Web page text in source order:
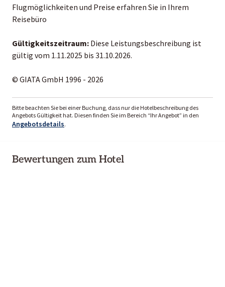
Flugmöglichkeiten und Preise erfahren Sie in Ihrem
Reisebüro
Gültigkeitszeitraum: Diese Leistungsbeschreibung ist
gültig vom 1.11.2025 bis 31.10.2026.
© GIATA GmbH 1996 - 2026
Bitte beachten Sie bei einer Buchung, dass nur die Hotelbeschreibung des
Angebots Gültigkeit hat. Diesen finden Sie im Bereich “Ihr Angebot” in den
Angebotsdetails.
Bewertungen zum Hotel